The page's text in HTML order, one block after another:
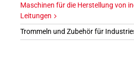
Maschinen für die Herstellung von
Leitungen
Trommeln und Zubehör für